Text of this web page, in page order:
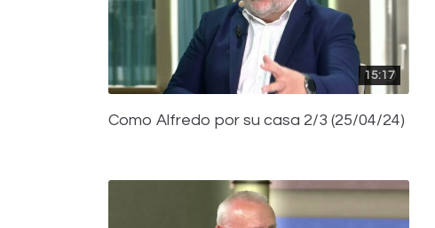
15:17
Como Alfredo por su casa 2/3 (25/04/24)